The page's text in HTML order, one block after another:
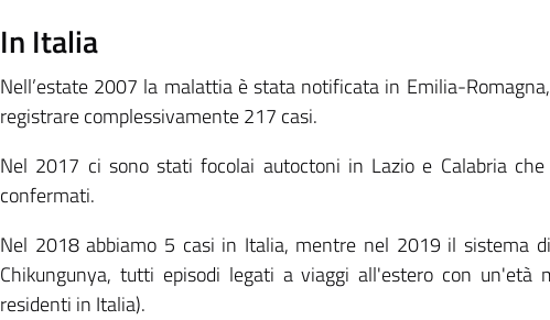
In Italia
Nell’estate 2007 la malattia è stata notificata in Emilia-
registrare complessivamente 217 casi.
Nel 2017 ci sono stati focolai autoctoni in Lazio e Calabria
confermati.
Nel 2018 abbiamo 5 casi in Italia, mentre nel 2019 il sistema
Chikungunya, tutti episodi legati a viaggi all'estero con un'età
residenti in Italia).